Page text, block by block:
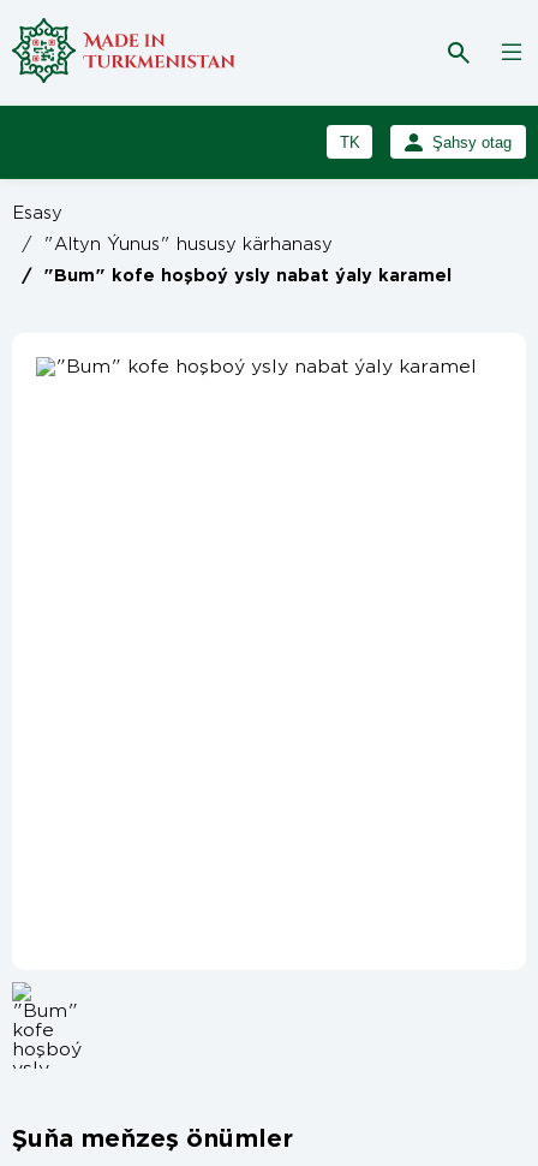
TK
RU
Şahsy otag
Esasy
/
"Altyn Ýunus" hususy kärhanasy
/ "Bum" kofe hoşboý ysly nabat ýaly karamel
Şuňa meňzeş önümler